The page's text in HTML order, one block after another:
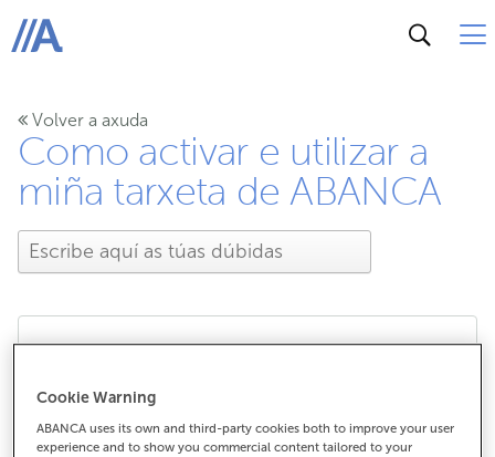
ABANCA
Volver a axuda
Como activar e utilizar a
miña tarxeta de ABANCA
Teño menos de 29 anos,
pero cumpro os
Cookie Warning
ABANCA uses its own and third-party cookies both to improve your user
experience and to show you commercial content tailored to your